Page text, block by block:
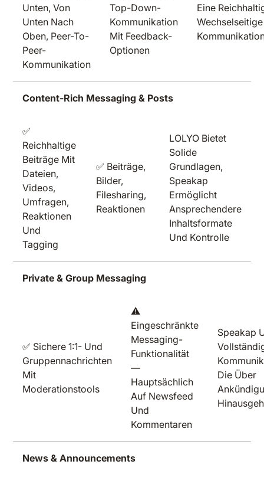
Unten, Von
Unten Nach
Oben, Peer-To-
Peer-
Kommunikation
Top-Down-
Kommunikation
Mit Feedback-
Optionen
Eine
Wechselseitige
Content-Rich Messaging & Posts
✅
Reichhaltige
Beiträge Mit
Dateien,
Videos,
Umfragen,
Reaktionen
Und
Tagging
✅ Beiträge,
Bilder,
Filesharing,
Reaktionen
LOLYO Bietet
Solide
Grundlagen,
Speakap
Ermöglicht
Ansprechendere
Inhaltsformate
Und Kontrolle
Private & Group Messaging
✅ Sichere 1:1- Und
Gruppennachrichten
Mit
Moderationstools
⚠️
Eingeschränkte
Messaging-
Funktionalität
—
Hauptsächlich
Auf Newsfeed
Und
Kommentaren
Speakap
Die Über
News & Announcements